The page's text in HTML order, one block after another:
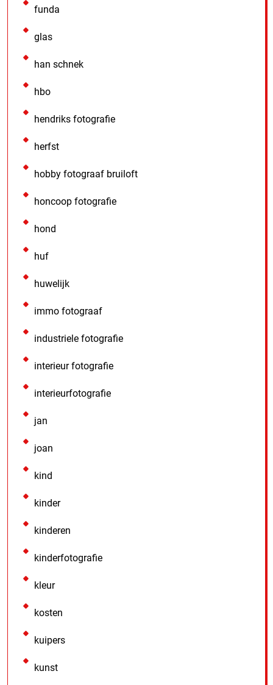
funda
glas
han schnek
hbo
hendriks fotografie
herfst
hobby fotograaf bruiloft
honcoop fotografie
hond
huf
huwelijk
immo fotograaf
industriele fotografie
interieur fotografie
interieurfotografie
jan
joan
kind
kinder
kinderen
kinderfotografie
kleur
kosten
kuipers
kunst